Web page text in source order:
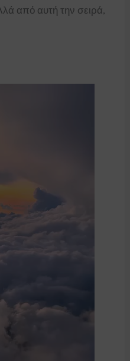
από αυτή την σειρά,